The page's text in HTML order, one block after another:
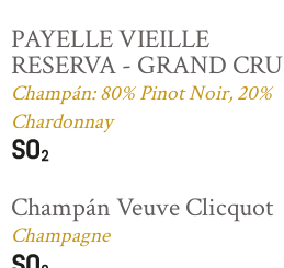
PAYELLE VIEILLE
RESERVA - GRAND CRU
Champán: 80% Pinot Noir, 20%
Chardonnay
Champán Veuve Clicquot
Champagne